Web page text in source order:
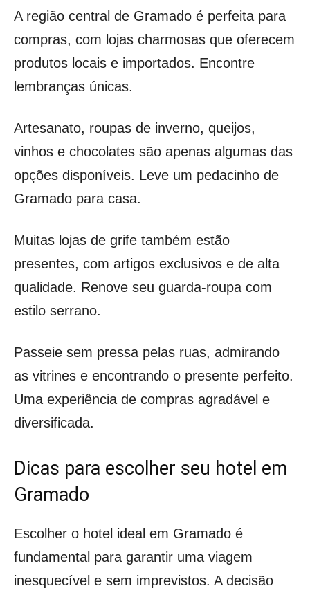
A região central de Gramado é perfeita para
compras, com lojas charmosas que oferecem
produtos locais e importados. Encontre
lembranças únicas.
Artesanato, roupas de inverno, queijos,
vinhos e chocolates são apenas algumas das
opções disponíveis. Leve um pedacinho de
Gramado para casa.
Muitas lojas de grife também estão
presentes, com artigos exclusivos e de alta
qualidade. Renove seu guarda-roupa com
estilo serrano.
Passeie sem pressa pelas ruas, admirando
as vitrines e encontrando o presente perfeito.
Uma experiência de compras agradável e
diversificada.
Dicas para escolher seu hotel em
Gramado
Escolher o hotel ideal em Gramado é
fundamental para garantir uma viagem
inesquecível e sem imprevistos. A decisão